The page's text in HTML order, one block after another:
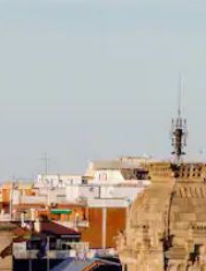
ou en appuyant et en